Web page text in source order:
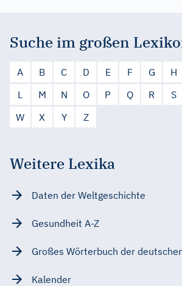
Suche im großen
A B C D E F G H
L
M N O P Q R S
W
X Y Z
Weitere Lexika
Daten der Weltgeschichte
Gesundheit A-Z
Großes Wörterbuch der
Kalender